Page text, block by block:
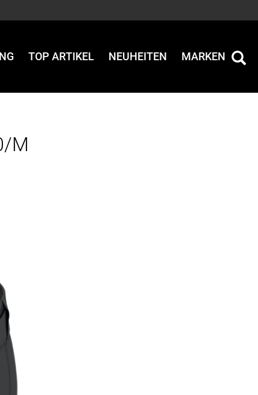
TOP ARTIKEL NEUHEITEN MARKEN
M